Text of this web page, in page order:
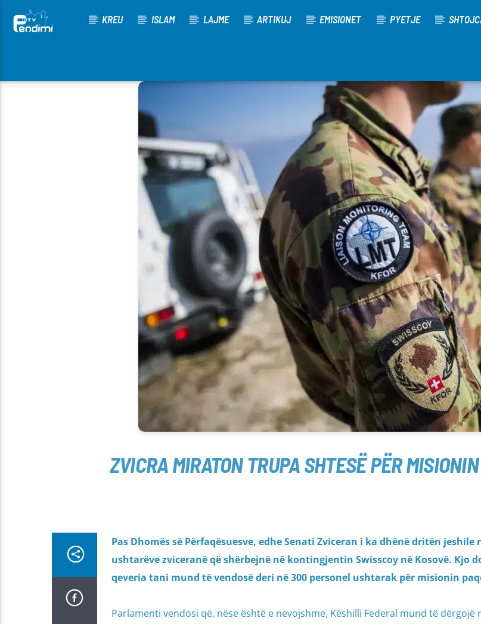
KREU ISLAM LAJME ARTIKUJ EMISIONET PYETJE
[There are no radio stations in the database]
ZVICRA MIRATON TRUPA SHTESË PËR
Pas Dhomës së Përfaqësuesve, edhe Senati Zviceran i ka dhënë dritën
ushtarëve zviceranë që shërbejnë në kontingjentin Swisscoy në Kosovë. Kjo
qeveria tani mund të vendosë deri në 300 personel ushtarak për misionin
Parlamenti vendosi që, nëse është e nevojshme, Këshilli Federal mund të dërgojë